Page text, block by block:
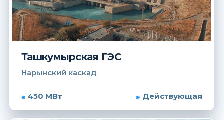
Ташкумырская ГЭС
Нарынский каскад
450 МВт Действующая